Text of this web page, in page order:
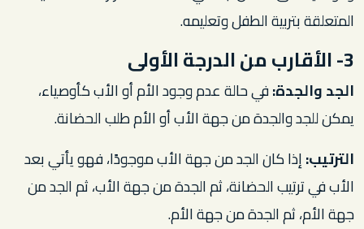
المتعلقة بتربية الطفل وتعليمه.
3- الأقارب من الدرجة الأولى
الجد والجدة:في حالة عدم وجود الأم أو الأب كأوصياء،
يمكن للجد والجدة من جهة الأب أو الأم طلب الحضانة.
الترتيب:إذا كان الجد من جهة الأب موجودًا، فهو يأتي بعد
الأب في ترتيب الحضانة، ثم الجدة من جهة الأب، ثم الجد من
جهة الأم، ثم الجدة من جهة الأم.